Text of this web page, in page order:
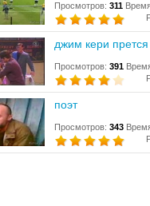
Просмотров: 311
джим кери
Просмотров: 391
поэт
Просмотров: 343